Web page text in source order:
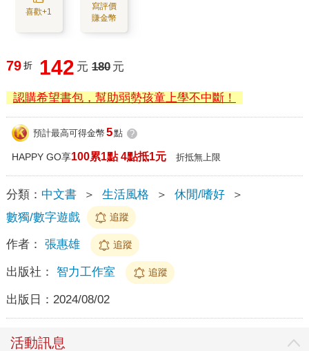
喜歡+1
寫評價
賺金幣
79 折 142 元 180 元
認購希望書包，幫助弱勢孩童上學不中斷！
預計最高可得金幣 5點 ?
HAPPY GO享100累1點 4點抵1元 折抵無上限
分類： 中文書 ＞ 生活風格 ＞ 休閒/嗜好
＞
數獨/數字遊戲
追蹤
作者： 張惠雄 追蹤
出版社： 智力工作室 追蹤
出版日： 2024/08/02
活動訊息